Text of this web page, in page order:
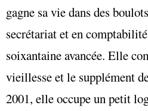
gagne sa vie dans des
secrétariat et en
soixantaine avancée. Elle
vieillesse et le supplément
2001, elle occupe un petit